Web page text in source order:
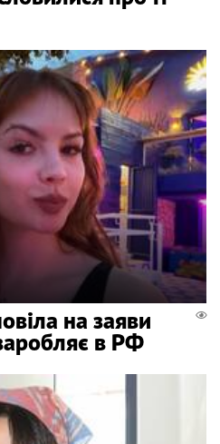
на заяви
в РФ